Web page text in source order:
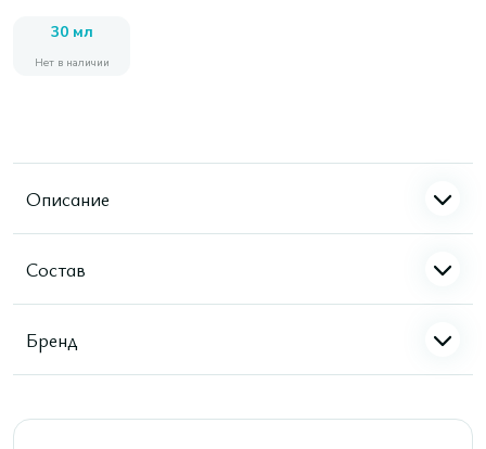
30 мл
Нет в наличии
Описание
Состав
Бренд